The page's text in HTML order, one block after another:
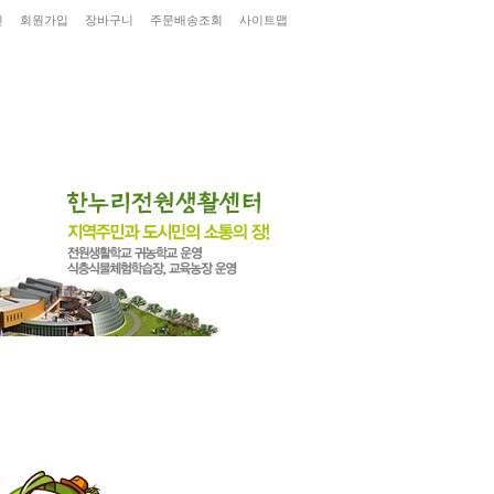
회원가입 장바구니 주문배송조회 사이트맵